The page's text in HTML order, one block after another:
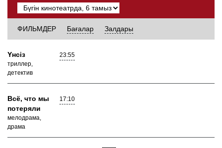
ФИЛЬМДЕР Бағалар Залдары
Yнсiз
триллер,
детектив
23:55
Всё, что мы
потеряли
мелодрама,
драма
17:10